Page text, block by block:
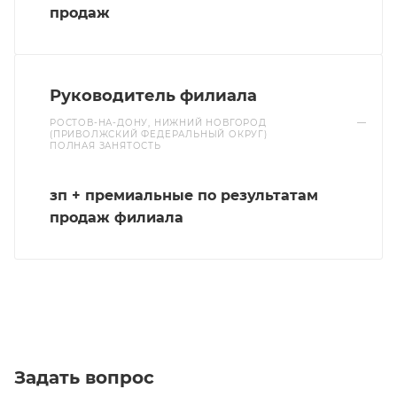
продаж
Руководитель филиала
РОСТОВ-НА-ДОНУ, НИЖНИЙ НОВГОРОД
(ПРИВОЛЖСКИЙ ФЕДЕРАЛЬНЫЙ ОКРУГ)
—
ПОЛНАЯ ЗАНЯТОСТЬ
зп + премиальные по результатам
продаж филиала
Задать вопрос